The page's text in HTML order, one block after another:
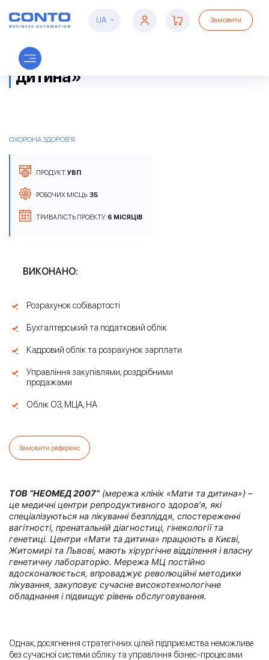
UA Замовити
Мережа клінік «Мати та
дитина»
ОХОРОНА ЗДОРОВ’Я
ПРОДУКТ:УВП
РОБОЧИХ МІСЦЬ:35
ТРИВАЛІСТЬ ПРОЕКТУ: 6 МІСЯЦІВ
Замовити референс
ВИКОНАНО:
Розрахунок собівартості
Бухгалтерський та податковий облік
Кадровий облік та розрахунок зарплати
Управління закупівлями, роздрібними
продажами
Облік ОЗ, МЦА, НА
ТОВ “НЕОМЕД 2007”(мережа клінік «Мати та дитина») –
це медичні центри репродуктивного здоров’я, які
спеціалізуються на лікуванні безпліддя, спостереженні
вагітності, пренатальній діагностиці, гінекології та
генетиці. Центри «Мати та дитина» працюють в Києві,
Житомирі та Львові, мають хірургічне відділення і власну
генетичну лабораторію. Мережа МЦ постійно
вдосконалюється, впроваджує революційні методики
лікування, закуповує сучасне високотехнологічне
обладнання і підвищує рівень обслуговування.
Однак, досягнення стратегічних цілей підприємства неможливе
без сучасної системи обліку та управління бізнес-процесами